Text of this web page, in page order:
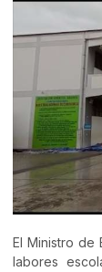
El Ministro
labores